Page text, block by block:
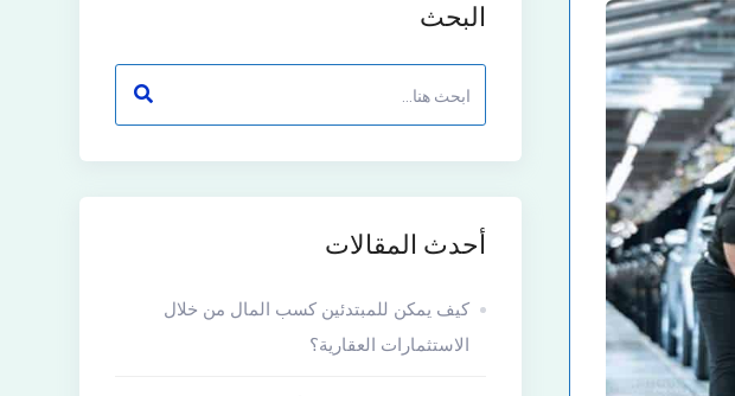
البحث
أحدث المقالات
كيف يمكن للمبتدئين كسب المال من خلال
الاستثمارات العقارية؟